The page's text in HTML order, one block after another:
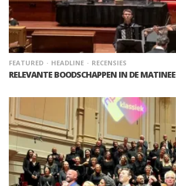
FEATURED HEADLINE RECENSIES
RELEVANTE BOODSCHAPPEN IN DE MATINEE